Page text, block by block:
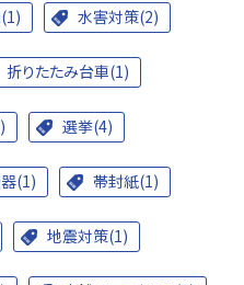
水害対策(2)
折りたたみ台車(1)
選挙(4)
(1) 帯封紙(1)
地震対策(1)